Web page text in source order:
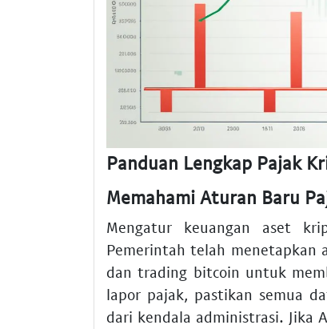
Panduan Lengkap Pajak
Memahami Aturan Baru
Mengatur keuangan aset
Pemerintah telah menetapkan
dan trading bitcoin untuk
lapor pajak, pastikan semua
dari kendala administrasi. Jika